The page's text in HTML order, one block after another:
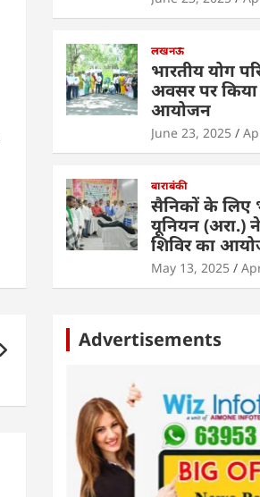
लखनऊ
भारतीय योग
अवसर पर किया
आयोजन
June 23, 2025
बाराबंकी
सैनिकों के लिए
यूनियन (अरा.)
शिविर का
May 13, 2025
Advertisements